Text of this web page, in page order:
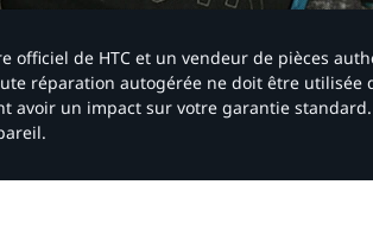
officiel de HTC et un vendeur de pièces
réparation autogérée ne doit être
avoir un impact sur votre garantie